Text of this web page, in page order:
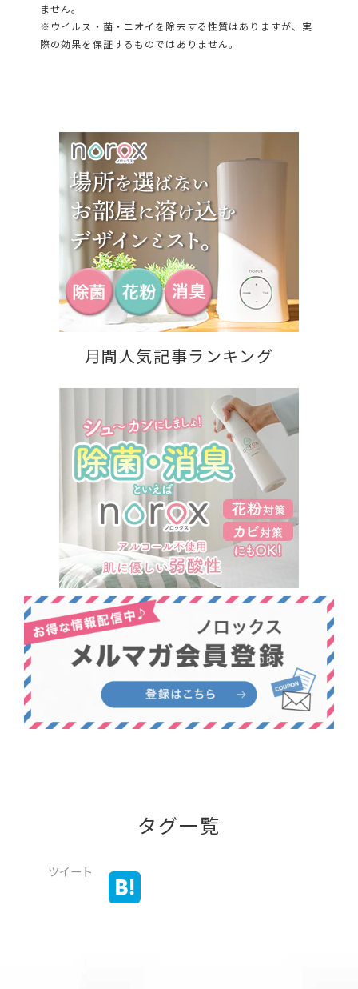
ません。
※ウイルス・菌・ニオイを除去する性質はありますが、実
際の効果を保証するものではありません。
月間人気記事ランキング
タグ一覧
ツイート